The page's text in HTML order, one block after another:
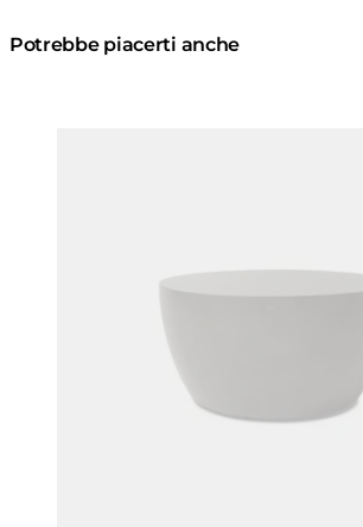
Potrebbe piacerti anche